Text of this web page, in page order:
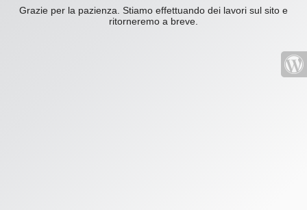
Grazie per la pazienza. Stiamo effettuando dei lavori sul sito e
ritorneremo a breve.